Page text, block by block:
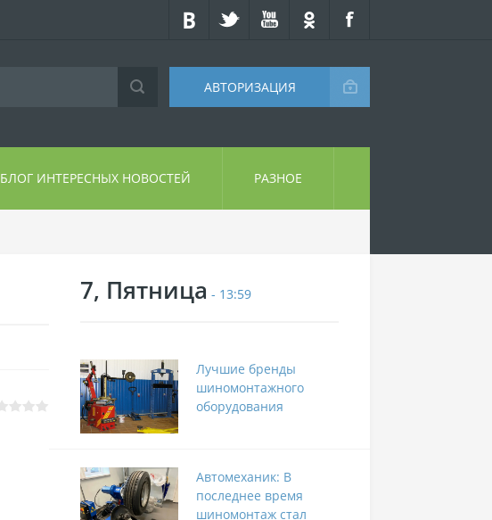
АВТОРИЗАЦИЯ
БЛОГ ИНТЕРЕСНЫХ НОВОСТЕЙ РАЗНОЕ
7, Пятница - 13:59
Лучшие бренды
шиномонтажного
оборудования
Автомеханик: В
последнее время
шиномонтаж стал